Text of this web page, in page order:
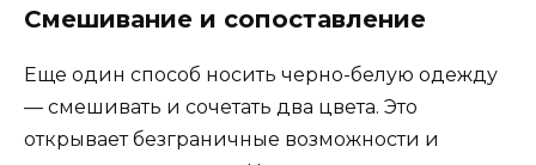
Смешивание и сопоставление
Еще один способ носить черно-белую одежду
— смешивать и сочетать два цвета. Это
открывает безграничные возможности и